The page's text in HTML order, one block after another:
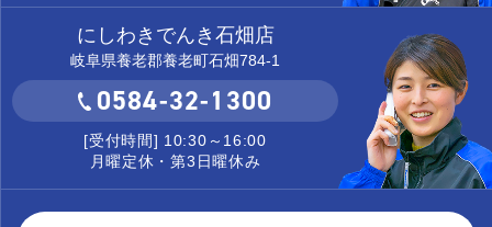
にしわきでんき石畑店
岐阜県養老郡養老町石畑784-1
0584-32-1300
[受付時間] 10:30～16:00
月曜定休・第3日曜休み